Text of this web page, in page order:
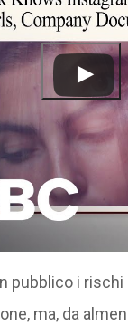
pubblico i
ma, da